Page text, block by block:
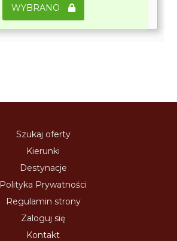
WYBRANO
Szukaj oferty
Kierunki
Destynacje
Polityka Prywatności
Regulamin strony
Zaloguj się
Kontakt